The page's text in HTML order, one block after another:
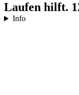
Laufen hilft.
Info